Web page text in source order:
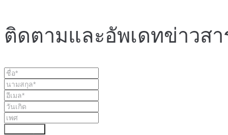
ติดตามและอัพเดทข่าวสา
ส่งข้อมูล